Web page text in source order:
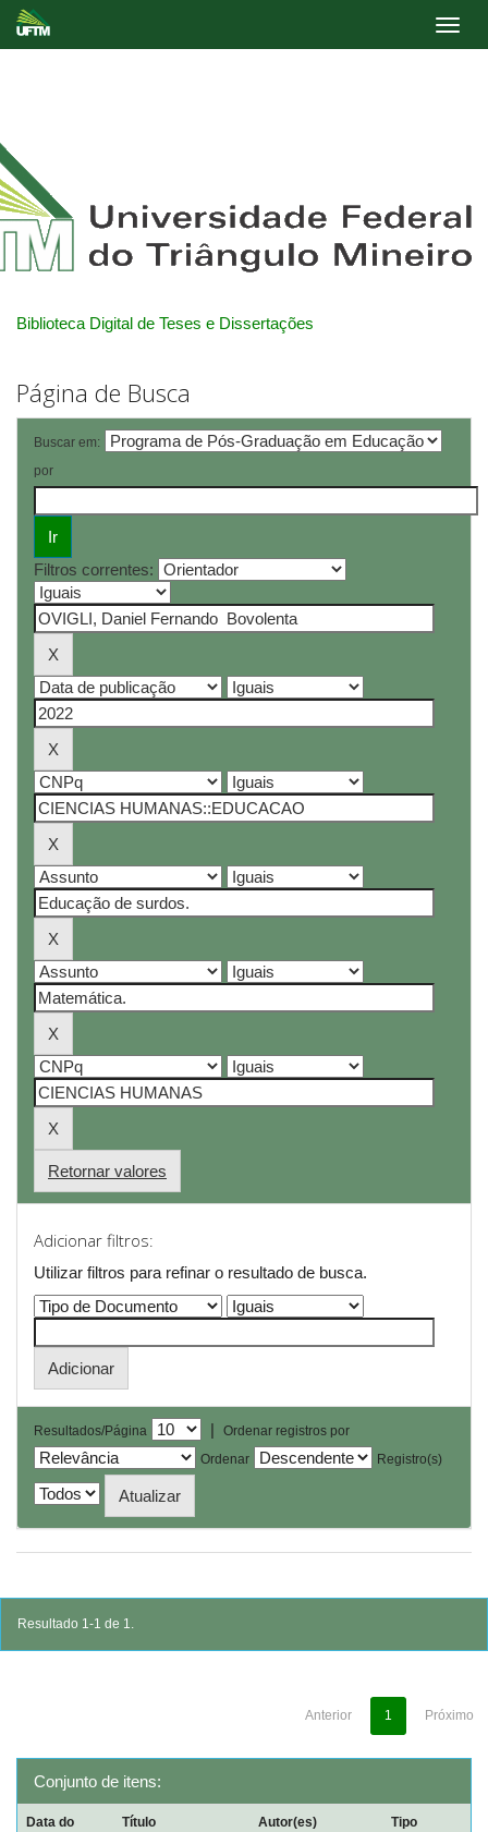
Biblioteca Digital de Teses e Dissertações
Página de Busca
Buscar em:
por
Filtros correntes:
Retornar valores
Adicionar filtros:
Utilizar filtros para refinar o resultado de busca.
Resultados/Página |
Ordenar registros por
Ordenar
Registro(s)
Resultado 1-1 de 1.
Anterior 1 Próximo
Conjunto de itens:
Data do
Título Autor(es) Tipo